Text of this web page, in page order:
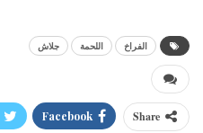
الفراخ اللحمة جلاش
Share
Facebook